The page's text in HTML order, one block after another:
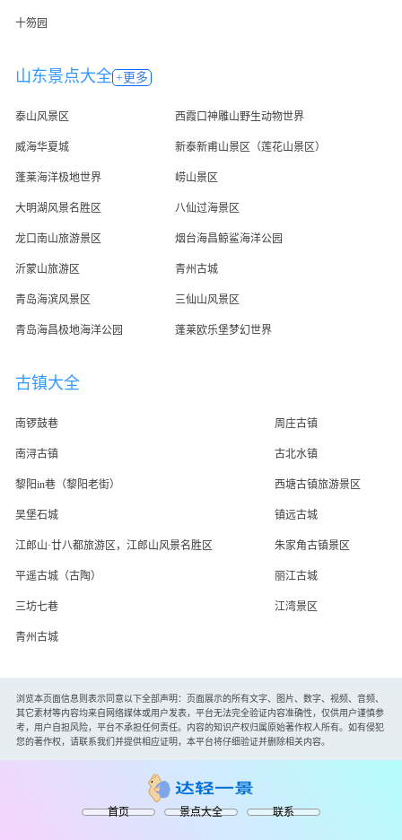
十笏园
山东景点大全 +更多
泰山风景区 西霞口神雕山野生动物世界
威海华夏城 新泰新甫山景区（莲花山景区）
蓬莱海洋极地世界 崂山景区
大明湖风景名胜区 八仙过海景区
龙口南山旅游景区 烟台海昌鲸鲨海洋公园
沂蒙山旅游区 青州古城
青岛海滨风景区 三仙山风景区
青岛海昌极地海洋公园 蓬莱欧乐堡梦幻世界
古镇大全
南锣鼓巷 周庄古镇
南浔古镇 古北水镇
黎阳in巷（黎阳老街） 西塘古镇旅游景区
吴堡石城 镇远古城
江郎山·廿八都旅游区，江郎山风景名胜区 朱家角古镇景区
平遥古城（古陶） 丽江古城
三坊七巷 江湾景区
青州古城
浏览本页面信息则表示同意以下全部声明：页面展示的所有文字、图片、数字、视频、音频、
其它素材等内容均来自网络媒体或用户发表，平台无法完全验证内容准确性，仅供用户谨慎参
考，用户自担风险，平台不承担任何责任。内容的知识产权归属原始著作权人所有。如有侵犯
您的著作权，请联系我们并提供相应证明，本平台将仔细验证并删除相关内容。
首页 景点大全 联系